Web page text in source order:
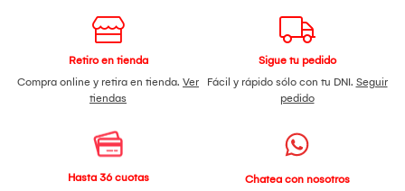
Retiro en tienda
Compra online y retira en tienda. Ver
tiendas
Sigue tu pedido
Fácil y rápido sólo con tu DNI. Seguir
pedido
Hasta 36 cuotas
Chatea con nosotros